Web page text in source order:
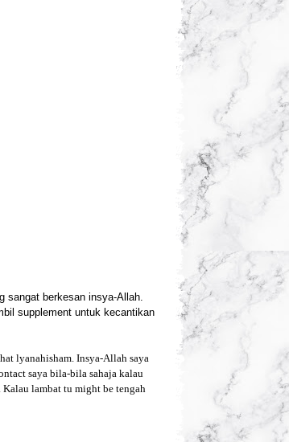
sangat berkesan insya-Allah.
supplement untuk kecantikan
lyanahisham. Insya-Allah saya
saya bila-bila sahaja kalau
Kalau lambat tu might be tengah